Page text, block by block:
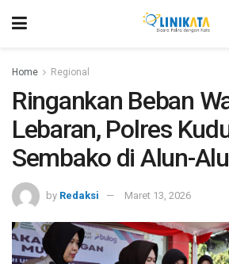
Home Regional
Ringankan Beban
Lebaran, Polres
Sembako di Alun-
by Redaksi Maret 13, 2026